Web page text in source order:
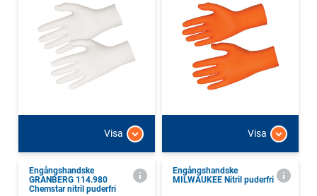
Visa Visa
Engångshandske
GRANBERG 114.980
Chemstar nitril puderfri
Engångshandske
MILWAUKEE Nitril puderfri